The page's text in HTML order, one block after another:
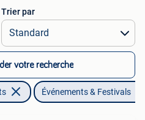
distances…
Trier par
votre recherche
Événements & Festivals